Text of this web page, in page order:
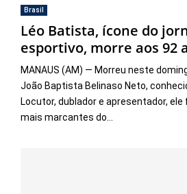
Brasil
Léo Batista, ícone do
esportivo, morre aos 92
MANAUS (AM) — Morreu neste
João Baptista Belinaso Neto,
Locutor, dublador e apresentador,
mais marcantes do...